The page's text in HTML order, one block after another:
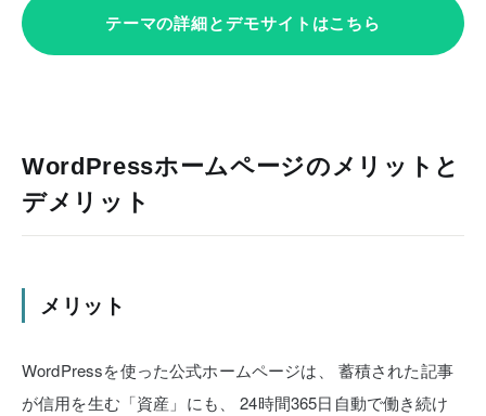
テーマの詳細とデモサイトはこちら
WordPressホームページのメリットと
デメリット
メリット
WordPressを使った公式ホームページは、
蓄積された記事
が信用を生む「資産」にも、
24時間365日自動で働き続け